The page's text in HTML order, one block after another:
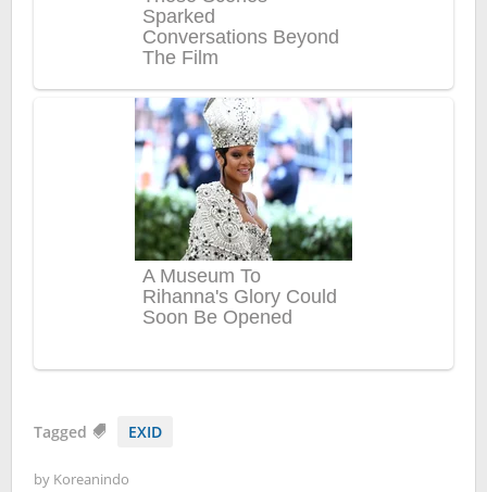
Tagged EXID
by Koreanindo